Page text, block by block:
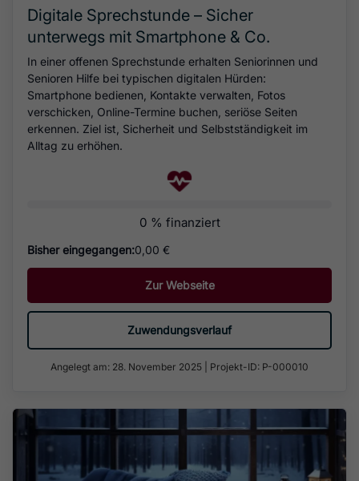
Digitale Sprechstunde – Sicher
unterwegs mit Smartphone & Co.
In einer offenen Sprechstunde erhalten Seniorinnen und
Senioren Hilfe bei typischen digitalen Hürden:
Smartphone bedienen, Kontakte verwalten, Fotos
verschicken, Online-Termine buchen, seriöse Seiten
erkennen. Ziel ist, Sicherheit und Selbstständigkeit im
Alltag zu erhöhen.
0 % finanziert
Bisher eingegangen:0,00 €
Zur Webseite
Zuwendungsverlauf
Angelegt am: 28. November 2025 Projekt-ID: P-000010